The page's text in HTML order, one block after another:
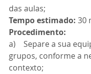
das aulas;
Tempo estimado: 30
Procedimento:
a)    Separe a sua
grupos, conforme a
contexto;